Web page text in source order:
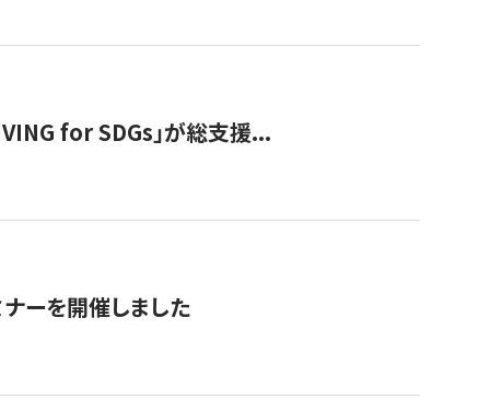
for SDGs」が総支援...
ーを開催しました